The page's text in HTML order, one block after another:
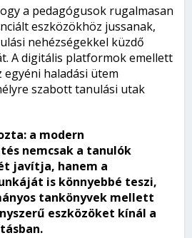
a pedagógusok rugalmasan
eszközökhöz jussanak,
nehézségekkel küzdő
A digitális platformok emellett
haladási ütem
szabott tanulási utak
a modern
nemcsak a tanulók
javítja, hanem a
is könnyebbé teszi,
tankönyvek mellett
eszközöket kínál a